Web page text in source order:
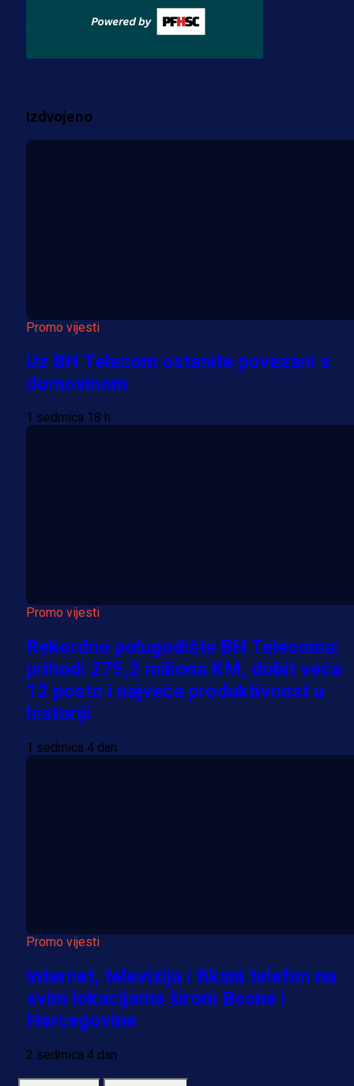
za pranje novca, pretresaju
prostorije FK Borac!
Izdvojeno
Promo vijesti
Uz BH Telecom ostanite povezani s
domovinom
1 sedmica 18 h
Promo vijesti
Rekordno polugodište BH Telecoma:
prihodi 275,2 miliona KM, dobit veća
12 posto i najveća produktivnost u
historiji
1 sedmica 4 dan
Promo vijesti
Internet, televizija i fiksni telefon na
svim lokacijama širom Bosne i
Hercegovine
2 sedmica 4 dan